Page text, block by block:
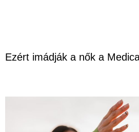
Ezért imádják a nők a